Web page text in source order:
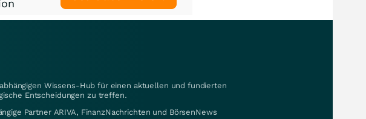
Wissens-Hub für einen aktuellen und fundierten
Entscheidungen zu treffen.
Partner ARIVA, FinanzNachrichten und BörsenNews